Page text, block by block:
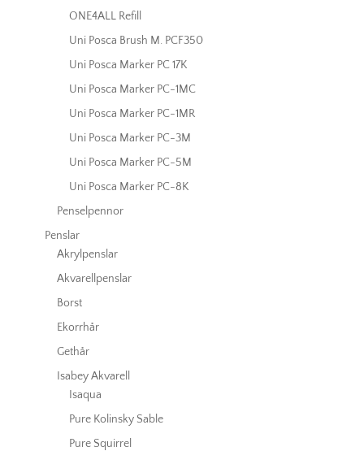
ONE4ALL Refill
Uni Posca Brush M. PCF350
Uni Posca Marker PC 17K
Uni Posca Marker PC-1MC
Uni Posca Marker PC-1MR
Uni Posca Marker PC-3M
Uni Posca Marker PC-5M
Uni Posca Marker PC-8K
Penselpennor
Penslar
Akrylpenslar
Akvarellpenslar
Borst
Ekorrhår
Gethår
Isabey Akvarell
Isaqua
Pure Kolinsky Sable
Pure Squirrel